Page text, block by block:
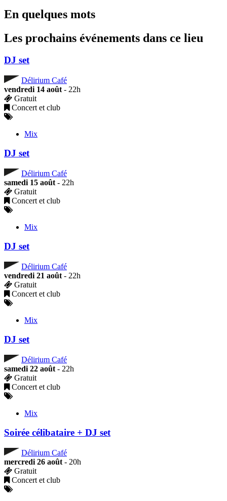
En quelques mots
Les prochains événements dans ce lieu
DJ set
Délirium Café
vendredi 14 août - 22h
Gratuit
Concert et club
Mix
DJ set
Délirium Café
samedi 15 août - 22h
Gratuit
Concert et club
Mix
DJ set
Délirium Café
vendredi 21 août - 22h
Gratuit
Concert et club
Mix
DJ set
Délirium Café
samedi 22 août - 22h
Gratuit
Concert et club
Mix
Soirée célibataire + DJ set
Délirium Café
mercredi 26 août - 20h
Gratuit
Concert et club